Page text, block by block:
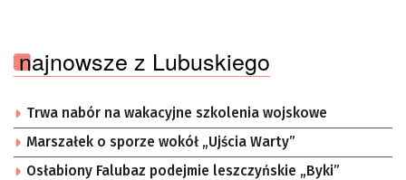
najnowsze z Lubuskiego
Trwa nabór na wakacyjne szkolenia wojskowe
Marszałek o sporze wokół „Ujścia Warty”
Osłabiony Falubaz podejmie leszczyńskie „Byki”